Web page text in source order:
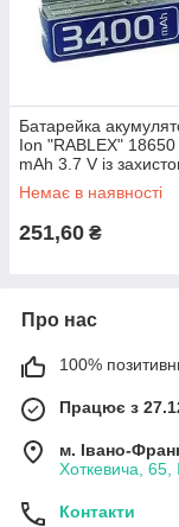
Батарейка
Ion "RABLEX"
mAh 3.7 V із
Немає в наявності
251,60 ₴
Про нас
100%
Працює з
м. Івано-
Хоткевича, 65,
Контакти